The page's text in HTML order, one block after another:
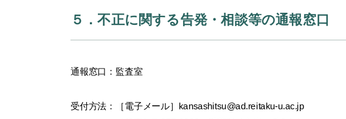
５．不正に関する告発・相談等の通報窓口
通報窓口：監査室
受付方法：［電子メール］kansashitsu@ad.reitaku-u.ac.jp